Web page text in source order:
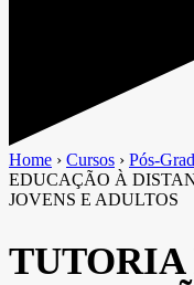
Home › Cursos › Pós-
EDUCAÇÃO À
JOVENS E ADULTOS
TUTORIA